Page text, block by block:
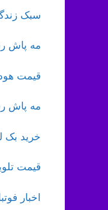
سبک
مه پاش
قیمت
مه پاش
خرید بک
قیمت
اخبار